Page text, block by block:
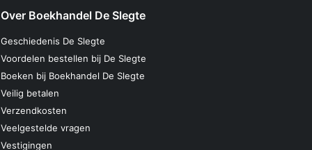
Over Boekhandel De Slegte
Geschiedenis De Slegte
Voordelen bestellen bij De Slegte
Boeken bij Boekhandel De Slegte
Veilig betalen
Verzendkosten
Veelgestelde vragen
Vestigingen